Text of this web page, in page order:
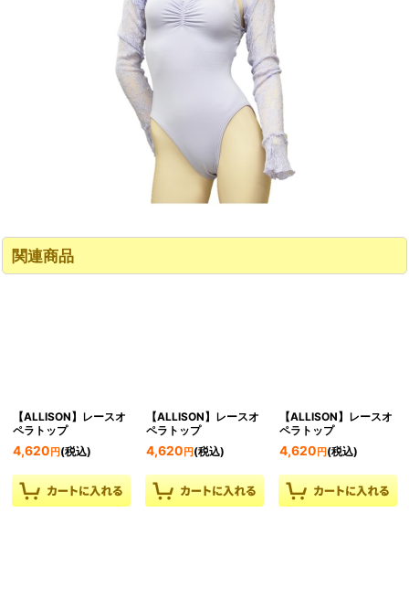
関連商品
【ALLISON】レースオ
ペラトップ
4,620 円 (税込)
【ALLISON】レースオ
ペラトップ
4,620 円(税込)
【ALLISON】レースオ
ペラトップ
4,620 円(税込)